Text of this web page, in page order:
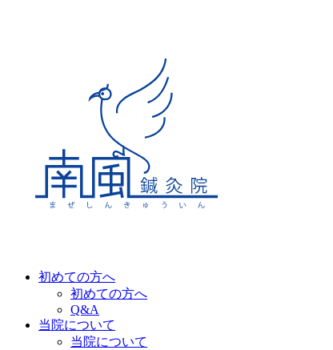
初めての方へ
初めての方へ
Q&A
当院について
当院について